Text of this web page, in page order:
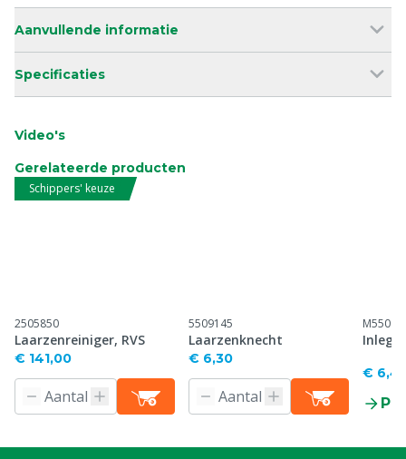
Aanvullende informatie
Specificaties
Video's
Gerelateerde producten
Schippers' keuze
2505850
Laarzenreiniger, RVS
€ 141,00
5509145
Laarzenknecht
€ 6,30
€